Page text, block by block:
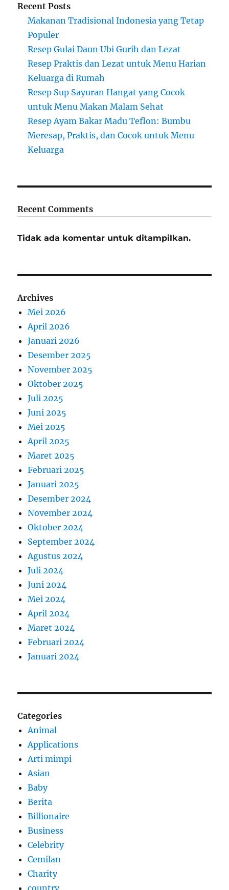
Recent Posts
Makanan Tradisional Indonesia yang Tetap
Populer
Resep Gulai Daun Ubi Gurih dan Lezat
Resep Praktis dan Lezat untuk Menu Harian
Keluarga di Rumah
Resep Sup Sayuran Hangat yang Cocok
untuk Menu Makan Malam Sehat
Resep Ayam Bakar Madu Teflon: Bumbu
Meresap, Praktis, dan Cocok untuk Menu
Keluarga
Recent Comments
Tidak ada komentar untuk ditampilkan.
Archives
Mei 2026
April 2026
Januari 2026
Desember 2025
November 2025
Oktober 2025
Juli 2025
Juni 2025
Mei 2025
April 2025
Maret 2025
Februari 2025
Januari 2025
Desember 2024
November 2024
Oktober 2024
September 2024
Agustus 2024
Juli 2024
Juni 2024
Mei 2024
April 2024
Maret 2024
Februari 2024
Januari 2024
Categories
Animal
Applications
Arti mimpi
Asian
Baby
Berita
Billionaire
Business
Celebrity
Cemilan
Charity
country